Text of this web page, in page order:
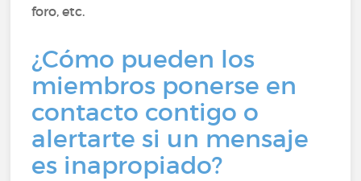
foro, etc.
¿Cómo pueden los
miembros ponerse en
contacto contigo o
alertarte si un mensaje
es inapropiado?